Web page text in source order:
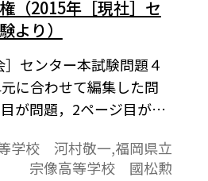
（2015年［現社］セ
より）
センター本試験問題４
に合わせて編集した問
が問題，2ページ目が解
学校 河村敬一,福岡県立
宗像高等学校 國松勲